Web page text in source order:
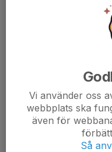
Vi använder oss
webbplats ska
även för
Så